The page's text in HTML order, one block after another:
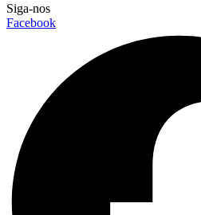
Siga-nos
Facebook